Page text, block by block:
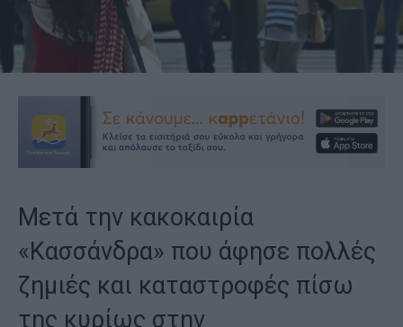
Μετά την κακοκαιρία
«Κασσάνδρα» που άφησε πολλές
ζημιές και καταστροφές πίσω
της κυρίως στην